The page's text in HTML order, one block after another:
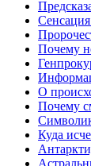
Почему
О
Почему
Куда